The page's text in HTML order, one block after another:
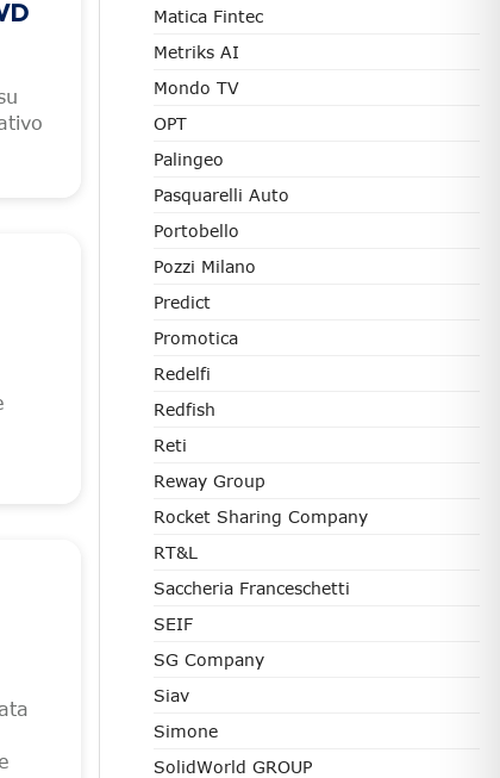
Matica Fintec
Metriks AI
Mondo TV
OPT
Palingeo
Pasquarelli Auto
Portobello
Pozzi Milano
Predict
Promotica
Redelfi
Redfish
Reti
Reway Group
Rocket Sharing Company
RT&L
Saccheria Franceschetti
SEIF
SG Company
Siav
Simone
SolidWorld GROUP